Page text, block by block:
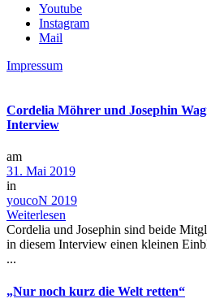
Youtube
Instagram
Mail
Impressum
Cordelia Möhrer und Josephin
Interview
am
31. Mai 2019
in
youcoN 2019
Weiterlesen
Cordelia und Josephin sind beide
in diesem Interview einen kleinen
...
„Nur noch kurz die Welt retten“